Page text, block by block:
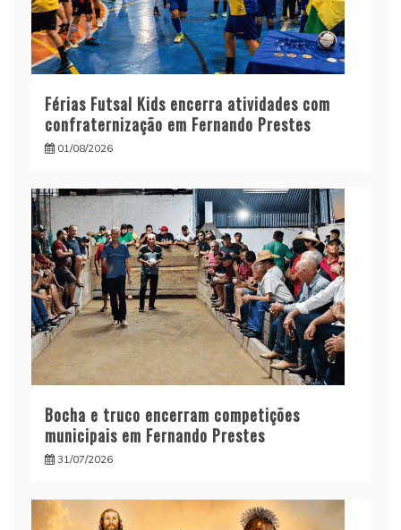
Férias Futsal Kids encerra atividades com
confraternização em Fernando Prestes
01/08/2026
Bocha e truco encerram competições
municipais em Fernando Prestes
31/07/2026